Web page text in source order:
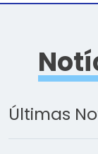
Últimas